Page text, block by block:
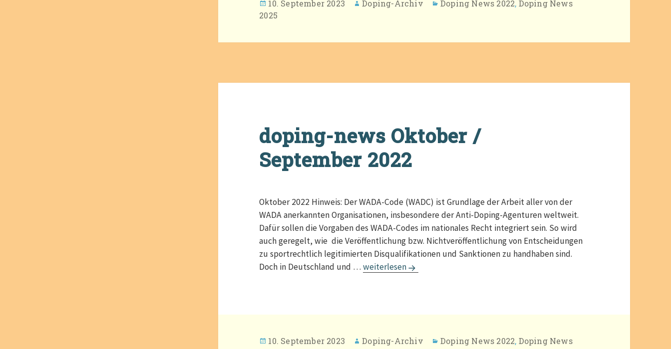
Veröffentlicht
am
10. September 2023 Autor
Doping-Archiv Kategorien
Doping News 2022, Doping News
2025
doping-news Oktober /
September 2022
Oktober 2022 Hinweis: Der WADA-Code (WADC) ist Grundlage der Arbeit aller von der
WADA anerkannten Organisationen, insbesondere der Anti-Doping-Agenturen weltweit.
Dafür sollen die Vorgaben des WADA-Codes im nationales Recht integriert sein. So wird
auch geregelt, wie die Veröffentlichung bzw. Nichtveröffentlichung von Entscheidungen
zu sportrechtlich legitimierten Disqualifikationen und Sanktionen zu handhaben sind.
Doch in Deutschland und …doping-news Oktober / September 2022
weiterlesen
Veröffentlicht
10. September 2023 Autor
Doping-Archiv Kategorien
Doping News 2022, Doping News